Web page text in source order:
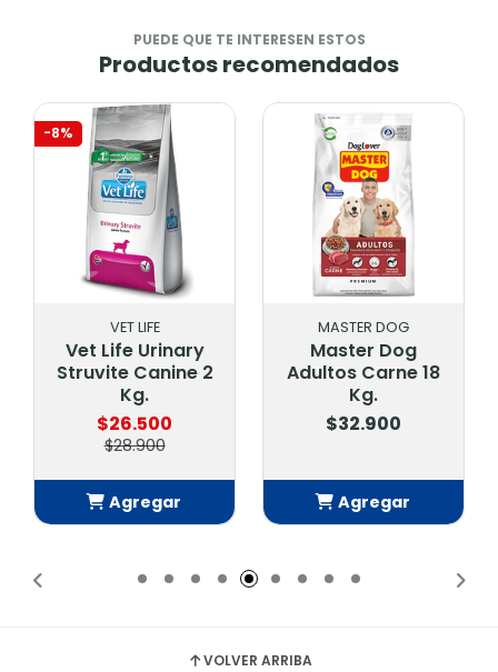
PUEDE QUE TE INTERESEN ESTOS
Productos recomendados
-8%
VET LIFE
Vet Life Urinary
Struvite Canine 2
Kg.
$26.500
$28.900
Agregar
MASTER DOG
Master Dog
Adultos Carne 18
Kg.
$32.900
Agregar
VOLVER ARRIBA